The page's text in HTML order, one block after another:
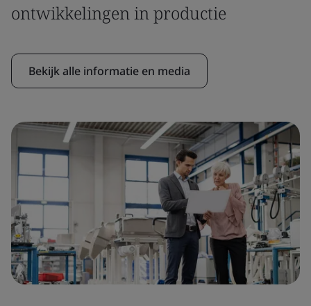
ontwikkelingen in productie
Bekijk alle informatie en media